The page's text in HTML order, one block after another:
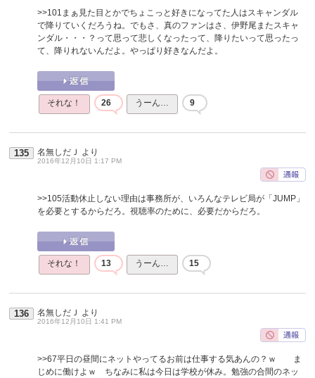
>>101 まぁ見た目とかでちょこっと好きになってた人はスキャンダル
で降りていくだろうね。でもさ、真のファンはさ、伊野尾またスキャ
ンダル・・・？って思って悲しくなったって、降りたいって思ったっ
て、降りれないんだよ。やっぱり好きなんだよ。
それな！ 26 うーん… 9
135 名無しだＪ より
2016年12月10日 1:17 PM
>>105活動休止しない理由は事務所が、いろんなテレビ局が「JUMP」
を必要とするからだろ。視聴率のために、必要だからだろ。
それな！ 13 うーん… 15
136 名無しだＪ より
2016年12月10日 1:41 PM
>>67平日の昼間にネットやってるお前は仕事する気あんの？ｗ ま
じめに働けよｗ ちなみに私は今日は学校が休み。勉強の合間のネッ